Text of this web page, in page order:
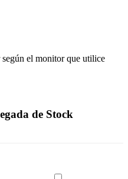
el monitor que utilice
de Stock